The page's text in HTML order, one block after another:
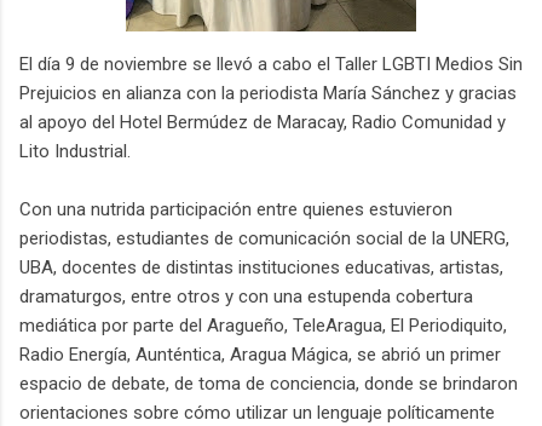
El día 9 de noviembre se llevó a cabo el Taller LGBTI Medios Sin
Prejuicios en alianza con la periodista María Sánchez y gracias
al apoyo del Hotel Bermúdez de Maracay, Radio Comunidad y
Lito Industrial.
Con una nutrida participación entre quienes estuvieron
periodistas, estudiantes de comunicación social de la UNERG,
UBA, docentes de distintas instituciones educativas, artistas,
dramaturgos, entre otros y con una estupenda cobertura
mediática por parte del Aragueño, TeleAragua, El Periodiquito,
Radio Energía, Aunténtica, Aragua Mágica, se abrió un primer
espacio de debate, de toma de conciencia, donde se brindaron
orientaciones sobre cómo utilizar un lenguaje políticamente